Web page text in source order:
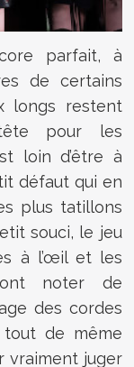
parfait, à
de certains
longs restent
pour les
loin d’être à
défaut qui en
plus tatillons
souci, le jeu
à l’œil et les
noter de
des cordes
de même
vraiment juger